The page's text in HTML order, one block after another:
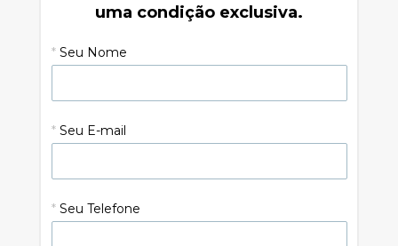
uma condição exclusiva.
* Seu Nome
* Seu E-mail
* Seu Telefone